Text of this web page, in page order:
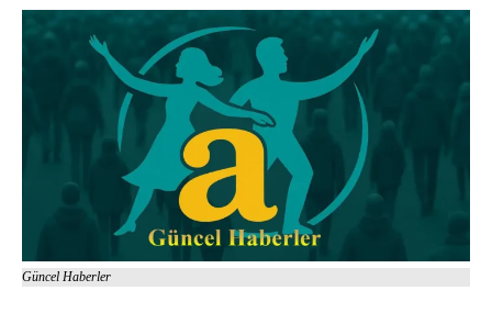
Güncel Haberler